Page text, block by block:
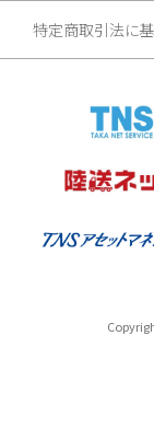
特定商取引法に